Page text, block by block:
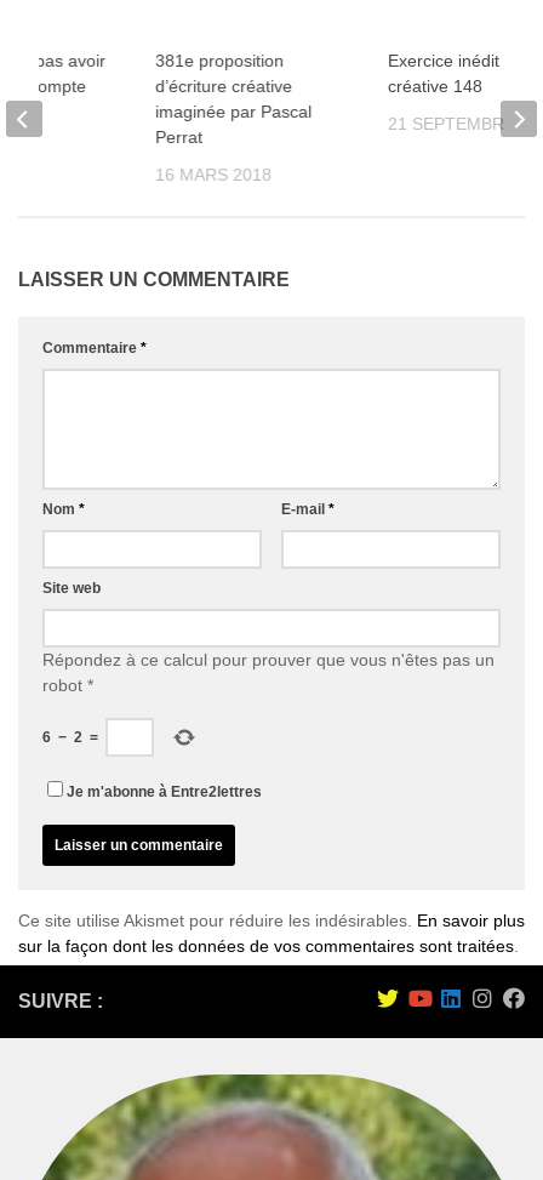
381e proposition
d’écriture créative
imaginée par Pascal
Perrat
16 MARS 2018
Exercice inédit
créative 148
21 SEPTEMBRE
pas avoir
à compte
LAISSER UN COMMENTAIRE
Commentaire *
Nom * E-mail *
Site web
Répondez à ce calcul pour prouver que vous n'êtes pas un
robot *
6 − 2 =
Je m'abonne à Entre2lettres
Ce site utilise Akismet pour réduire les indésirables. En savoir plus
sur la façon dont les données de vos commentaires sont traitées
SUIVRE :